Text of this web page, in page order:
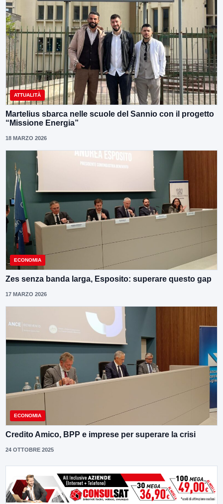
ATTUALITÀ
Martelius sbarca nelle scuole del Sannio con il progetto
“Missione Energia”
18 MARZO 2026
ECONOMIA
Zes senza banda larga, Esposito: superare questo gap
17 MARZO 2026
ECONOMIA
Credito Amico, BPP e imprese per superare la crisi
24 OTTOBRE 2025